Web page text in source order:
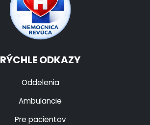
RÝCHLE ODKAZY
Oddelenia
Ambulancie
Pre pacientov